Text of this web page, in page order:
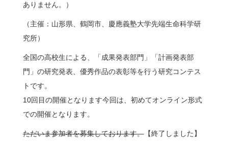
アクセス
ENGLISH
ありません。）
（主催：山形県、鶴岡市、慶應義塾大学先端生命科学研
究所）
全国の高校生による、「成果発表部門」「計画発表部
門」の研究発表、優秀作品の表彰等を行う研究コンテス
トです。
10回目の開催となります今回は、初めてオンライン形式
での開催となります。
ただいま参加者を募集しております。【終了しました】